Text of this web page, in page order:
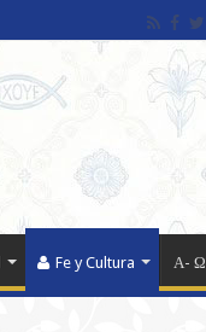
Fe y Cultura Α- Ω